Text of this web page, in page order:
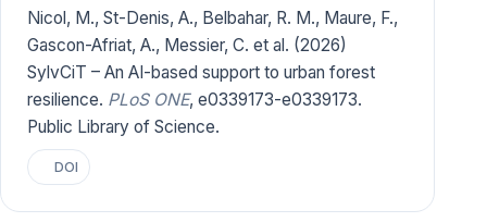
Nicol, M., St-Denis, A., Belbahar, R. M., Maure, F.,
Gascon-Afriat, A., Messier, C. et al. (2026)
SylvCiT – An AI-based support to urban forest
resilience. PLoS ONE, e0339173-e0339173.
Public Library of Science.
DOI